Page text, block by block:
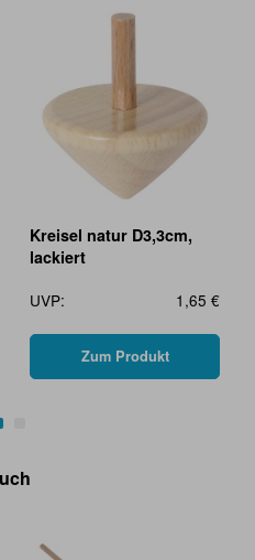
Kreisel natur D3,3cm,
lackiert
UVP:
1,65 €
Zum Produkt